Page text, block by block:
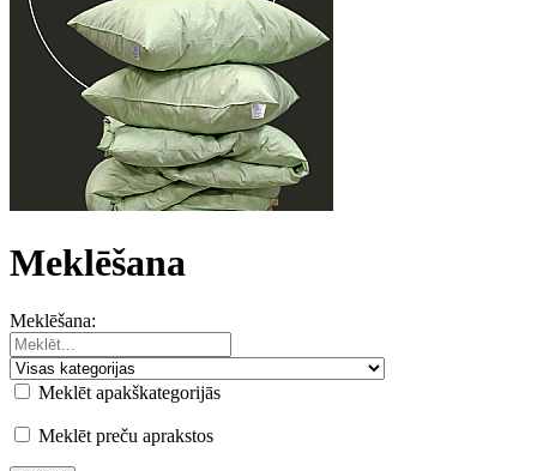
Meklēšana
Meklēšana:
Meklēt apakškategorijās
Meklēt preču aprakstos